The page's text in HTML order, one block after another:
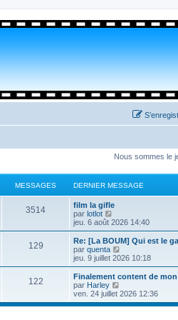
Nous sommes le
MESSAGES DERNIER MESSAGE
3514
film la gifle
par lotlot
o
i
r
l
e
e
r
n
i
e
jeu. 6 août 2026 14:40
129
Re: [La BOUM] Qui est le
par quenta
o
i
r
e
e
jeu. 9 juillet 2026 10:18
122
Finalement content de
par Harley
o
i
ven. 24 juillet 2026 12:36